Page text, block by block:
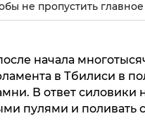
не пропустить главное
начала
в Тбилиси в
В ответ силовики
пулями и поливать